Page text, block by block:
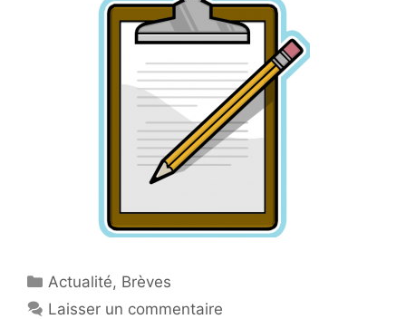
Catégories
Actualité, Brèves
Laisser un commentaire